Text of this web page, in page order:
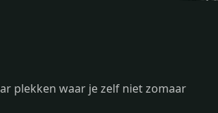
plekken waar je zelf niet zomaar